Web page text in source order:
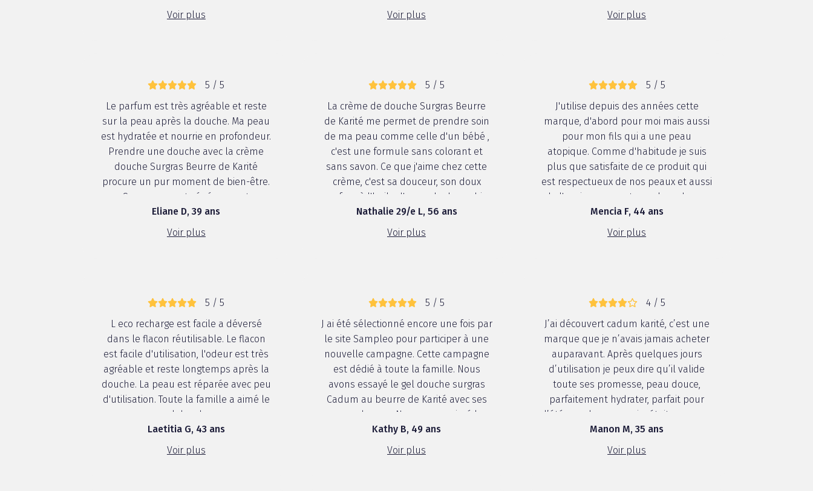
Voir plus
Voir plus
Voir plus
5 / 5
Le parfum est très agréable et reste
sur la peau après la douche. Ma peau
est hydratée et nourrie en profondeur.
Prendre une douche avec la crème
douche Surgras Beurre de Karité
procure un pur moment de bien-être.
Sa mousse est généreuse et
enveloppante, elle procure beaucoup
de douceur. Ma peau est protégée
pendant 24 heures et très confortable.
Eliane D, 39 ans
Voir plus
5 / 5
La crème de douche Surgras Beurre
de Karité me permet de prendre soin
de ma peau comme celle d'un bébé ,
c'est une formule sans colorant et
sans savon. Ce que j'aime chez cette
crème, c'est sa douceur, son doux
parfum à l'huile d'amande douce bio,
au beurre de karité. Elle me procure
une hydratation parfaite pour ma
peau, je la conseille pour toute la
Nathalie 29/e L, 56 ans
Voir plus
5 / 5
J'utilise depuis des années cette
marque, d'abord pour moi mais aussi
pour mon fils qui a une peau
atopique. Comme d'habitude je suis
plus que satisfaite de ce produit qui
est respectueux de nos peaux et aussi
de l'environnement avec la recharge.
Pas de déception comme toujours.
Mencia F, 44 ans
Voir plus
5 / 5
L eco recharge est facile a déversé
dans le flacon réutilisable. Le flacon
est facile d'utilisation, l'odeur est très
agréable et reste longtemps après la
douche. La peau est réparée avec peu
d'utilisation. Toute la famille a aimé le
gel douche
Laetitia G, 43 ans
Voir plus
5 / 5
J ai été sélectionné encore une fois par
le site Sampleo pour participer à une
nouvelle campagne. Cette campagne
est dédié à toute la famille. Nous
avons essayé le gel douche surgras
Cadum au beurre de Karité avec ses
eco recharges. Nous avons aimé la
texture du gel douche ainsi que la
facilité de son application grâce à son
flacon à pompe pour un bon dos...
Kathy B, 49 ans
Voir plus
4 / 5
J’ai découvert cadum karité, c’est une
marque que je n’avais jamais acheter
auparavant. Après quelques jours
d’utilisation je peux dire qu’il valide
toute ses promesse, peau douce,
parfaitement hydrater, parfait pour
l’été avec la peau qui a était agresser
par le soleil ! Je recommande
vivement
Manon M, 35 ans
Voir plus